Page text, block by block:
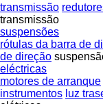
transmissão
transmissão
suspensões
rótulas da barra de
de direção
eléctricas
motores de arranque
instrumentos luz